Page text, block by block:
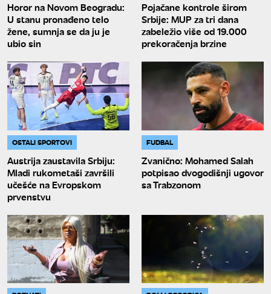
Horor na Novom Beogradu:
U stanu pronađeno telo
žene, sumnja se da ju je
ubio sin
Pojačane kontrole širom
Srbije: MUP za tri dana
zabeležio više od 19.000
prekoračenja brzine
OSTALI SPORTOVI
Austrija zaustavila Srbiju:
Mladi rukometaši završili
učešće na Evropskom
prvenstvu
FUDBAL
Zvanično: Mohamed Salah
potpisao dvogodišnji ugovor
sa Trabzonom